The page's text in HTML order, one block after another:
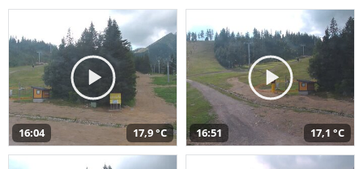
16:04 17,9 °C 16:51 17,1 °C